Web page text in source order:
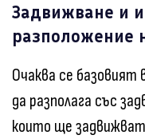
Задвижване и
разположение
Очаква се базовият
да разполага със
които ще